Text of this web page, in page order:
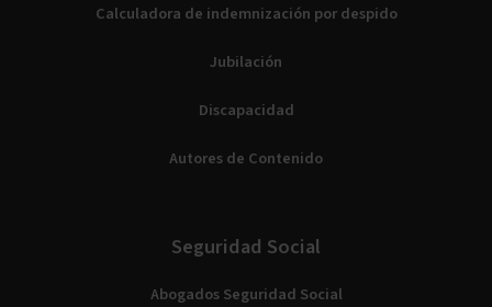
Calculadora de indemnización por despido
Jubilación
Discapacidad
Autores de Contenido
Seguridad Social
Abogados Seguridad Social